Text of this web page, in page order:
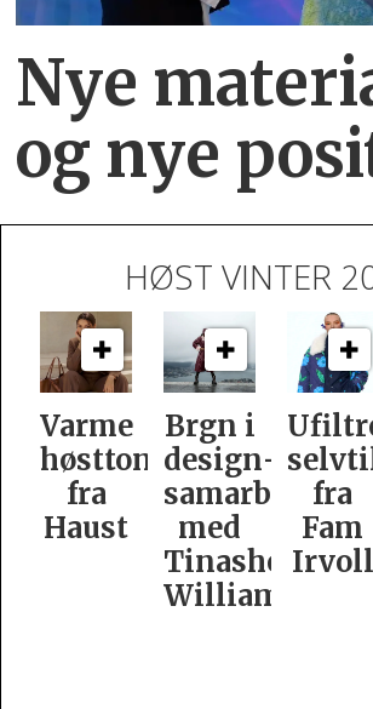
Nye
og nye
HØST VINTER
Brgn i
design­
samarbeid
med
Williamson
Ufiltrert
selvtillit
fra
Fam
Irvoll
Tiger
of